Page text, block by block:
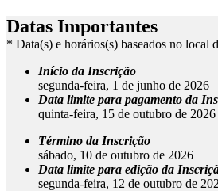
Datas Importantes
* Data(s) e horários(s) baseados no local
Início da Inscrição
segunda-feira, 1 de junho de 2026
Data limite para pagamento da
quinta-feira, 15 de outubro de 2026
Término da Inscrição
sábado, 10 de outubro de 2026
Data limite para edição da
segunda-feira, 12 de outubro de